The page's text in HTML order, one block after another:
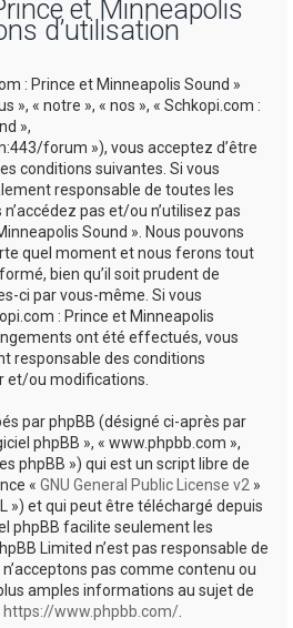
et Minneapolis
d’utilisation
: Prince et Minneapolis Sound »
», « notre », « nos », « Schkopi.com :
»,
forum »), vous acceptez d’être
conditions suivantes. Si vous
responsable de toutes les
pas et/ou n’utilisez pas
Sound ». Nous pouvons
quel moment et nous ferons tout
bien qu’il soit prudent de
ci par vous-même. Si vous
: Prince et Minneapolis
ont été effectués, vous
responsable des conditions
et/ou modifications.
par phpBB (désigné ci-après par
phpBB », « www.phpbb.com »,
phpBB ») qui est un script libre de
« GNU General Public License v2 »
») et qui peut être téléchargé depuis
phpBB facilite seulement les
Limited n’est pas responsable de
pas comme contenu ou
amples informations au sujet de
https://www.phpbb.com/